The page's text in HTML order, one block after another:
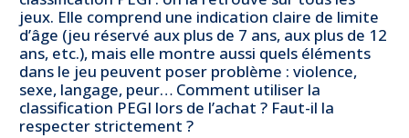
jeux. Elle comprend une indication claire de limite
d’âge (jeu réservé aux plus de 7 ans, aux plus de 12
ans, etc.), mais elle montre aussi quels éléments
dans le jeu peuvent poser problème : violence,
sexe, langage, peur… Comment utiliser la
classification PEGI lors de l’achat ? Faut-il la
respecter strictement ?